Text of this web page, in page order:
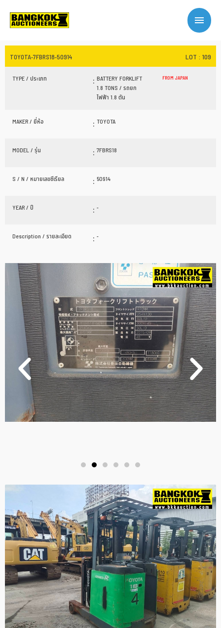
TOYOTA-7FBRS18-50914 LOT : 109
TYPE / ประเภท : BATTERY FORKLIFT
1.8 TONS / รถยก
ไฟฟ้า 1.8 ตัน
FROM JAPAN
MAKER / ยี่ห้อ : TOYOTA
MODEL / รุ่น : 7FBRS18
S / N / หมายเลขซีเรียล : 50914
YEAR / ปี : -
Description / รายละเอียด : -